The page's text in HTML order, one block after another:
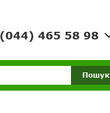
465 58 98
Пошук